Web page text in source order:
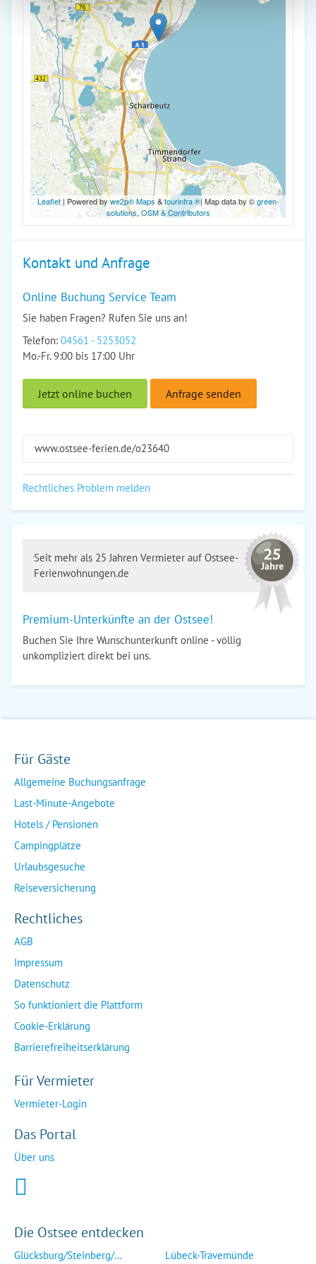
Leaflet| Powered bywe2p® Maps &tourinfra ®| Map data by ©green-
solutions, OSM & Contributors
Kontakt und Anfrage
Online Buchung Service Team
Sie haben Fragen? Rufen Sie uns an!
Telefon: 04561 - 5253052
Mo.-Fr. 9:00 bis 17:00 Uhr
Jetzt online buchen Anfrage senden
www.ostsee-ferien.de/o23640
Rechtliches Problem melden
Seit mehr als 25 Jahren Vermieter auf Ostsee-
Ferienwohnungen.de
Premium-Unterkünfte an der Ostsee!
Buchen Sie Ihre Wunschunterkunft online - völlig
unkompliziert direkt bei uns.
Für Gäste
Allgemeine Buchungsanfrage
Last-Minute-Angebote
Hotels / Pensionen
Campingplätze
Urlaubsgesuche
Reiseversicherung
Rechtliches
AGB
Impressum
Datenschutz
So funktioniert die Plattform
Cookie-Erklärung
Barrierefreiheitserklärung
Für Vermieter
Vermieter-Login
Das Portal
Über uns
Die Ostsee entdecken
Glücksburg/Steinberg/... Lübeck-Travemünde